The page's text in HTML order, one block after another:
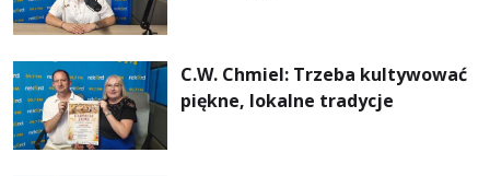
C.W. Chmiel: Trzeba kultywować
piękne, lokalne tradycje